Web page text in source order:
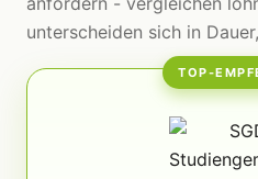
unterscheiden sich in
TOP-